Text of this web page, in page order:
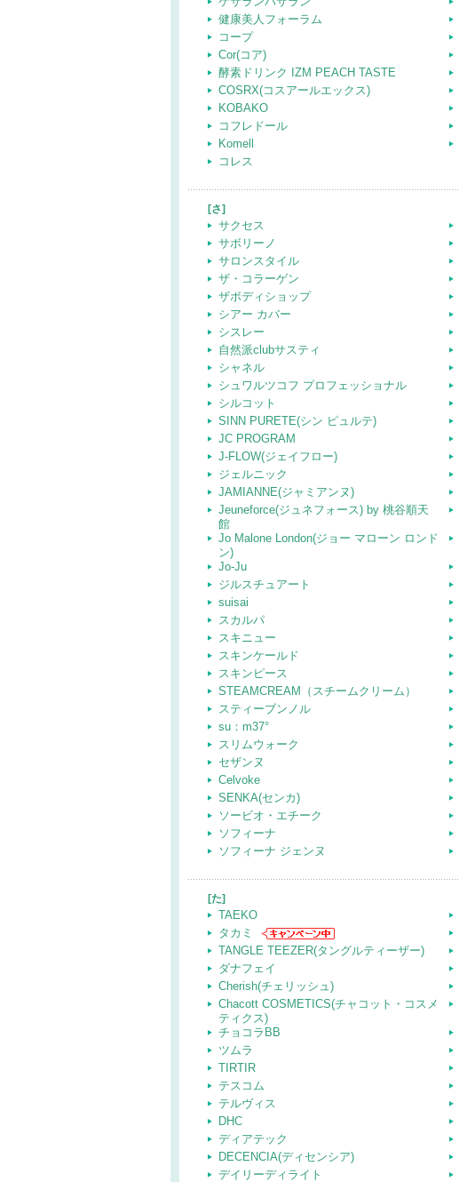
健康美人フォーラム
コープ
Cor(コア)
酵素ドリンク IZM PEACH TASTE
COSRX(コスアールエックス)
KOBAKO
コフレドール
Komell
コレス
[さ]
サクセス
サボリーノ
サロンスタイル
ザ・コラーゲン
ザボディショップ
シアー カバー
シスレー
自然派clubサスティ
シャネル
シュワルツコフ プロフェッショナル
シルコット
SINN PURETE(シン ピュルテ)
JC PROGRAM
J-FLOW(ジェイフロー)
ジェルニック
JAMIANNE(ジャミアンヌ)
Jeuneforce(ジュネフォース) by 桃谷順天
館
Jo Malone London(ジョー マローン ロンド
ン)
Jo-Ju
ジルスチュアート
suisai
スカルパ
スキニュー
スキンケールド
スキンピース
STEAMCREAM（スチームクリーム）
スティーブンノル
su：m37°
スリムウォーク
セザンヌ
Celvoke
SENKA(センカ)
ソービオ・エチーク
ソフィーナ
ソフィーナ ジェンヌ
[た]
TAEKO
タカミ
TANGLE TEEZER(タングルティーザー)
ダナフェイ
Cherish(チェリッシュ)
Chacott COSMETICS(チャコット・コスメ
ティクス)
チョコラBB
ツムラ
TIRTIR
テスコム
テルヴィス
DHC
ディアテック
DECENCIA(ディセンシア)
デイリーディライト